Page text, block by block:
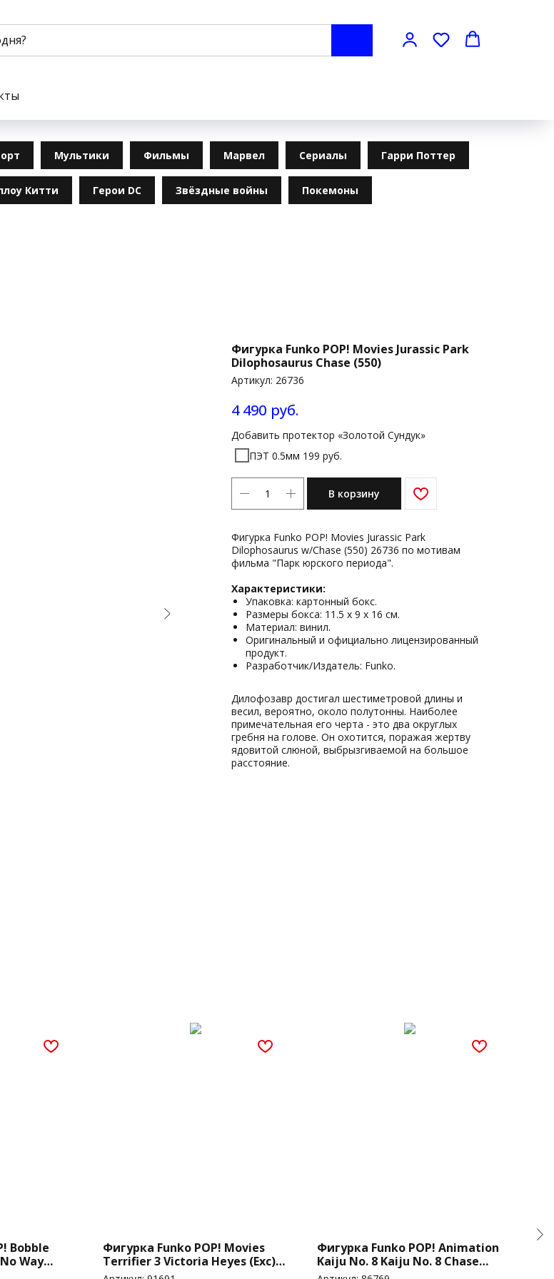
Мультики Фильмы Марвел Сериалы Гарри Поттер
Китти Герои DC Звёздные войны Покемоны
Фигурка Funko POP! Movies Jurassic Park
Dilophosaurus Chase (550)
Артикул: 26736
4 490 руб.
Добавить протектор «Золотой Сундук»
ПЭТ 0.5мм 199 руб.
В корзину
Фигурка Funko POP! Movies Jurassic Park
Dilophosaurus w/Chase (550) 26736 по мотивам
фильма "Парк юрского периода".
Характеристики:
Упаковка: картонный бокс.
Размеры бокса: 11.5 х 9 х 16 см.
Материал: винил.
Оригинальный и официально лицензированный
продукт.
Разработчик/Издатель: Funko.
Дилофозавр достигал шестиметровой длины и
весил, вероятно, около полутонны. Наиболее
примечательная его черта - это два округлых
гребня на голове. Он охотится, поражая жертву
ядовитой слюной, выбрызгиваемой на большое
расстояние.
Bobble
Way
Фигурка Funko POP! Movies
Terrifier 3 Victoria Heyes (Exc)
(1949)
Фигурка Funko POP! Animation
Kaiju No. 8 Kaiju No. 8 Chase
(2079)